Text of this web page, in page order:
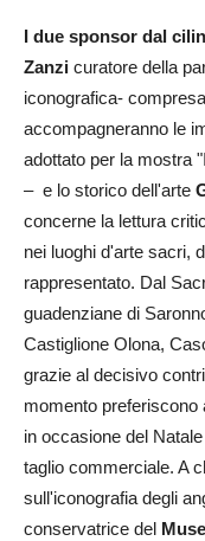
I due sponsor dal
Zanzi curatore della
iconografica-
accompagneranno le
adottato per la mostra
– e lo storico dell'arte
concerne la lettura
nei luoghi d'arte sacri,
rappresentato. Dal
guadenziane di
Castiglione Olona,
grazie al decisivo
momento
in occasione del
taglio commerciale. A
sull'iconografia degli
conservatrice del